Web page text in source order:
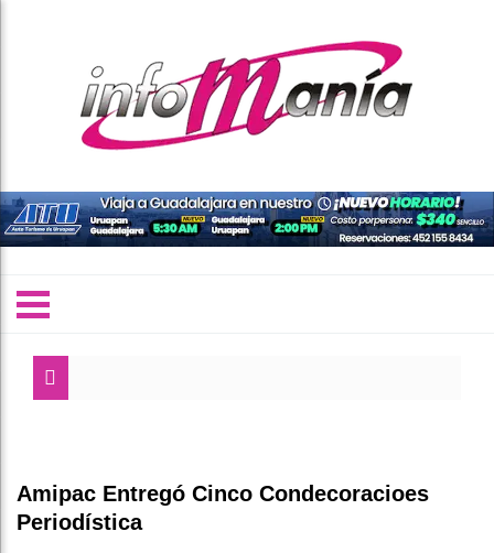
Amipac Entregó Cinco Condecoracioes
Periodística